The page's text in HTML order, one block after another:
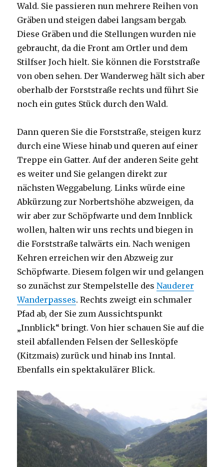
Wald. Sie passieren nun mehrere Reihen von
Gräben und steigen dabei langsam bergab.
Diese Gräben und die Stellungen wurden nie
gebraucht, da die Front am Ortler und dem
Stilfser Joch hielt. Sie können die Forststraße
von oben sehen. Der Wanderweg hält sich aber
oberhalb der Forststraße rechts und führt Sie
noch ein gutes Stück durch den Wald.
Dann queren Sie die Forststraße, steigen kurz
durch eine Wiese hinab und queren auf einer
Treppe ein Gatter. Auf der anderen Seite geht
es weiter und Sie gelangen direkt zur
nächsten Weggabelung. Links würde eine
Abkürzung zur Norbertshöhe abzweigen, da
wir aber zur Schöpfwarte und dem Innblick
wollen, halten wir uns rechts und biegen in
die Forststraße talwärts ein. Nach wenigen
Kehren erreichen wir den Abzweig zur
Schöpfwarte. Diesem folgen wir und gelangen
so zunächst zur Stempelstelle desNauderer
Wanderpasses. Rechts zweigt ein schmaler
Pfad ab, der Sie zum Aussichtspunkt
„Innblick“ bringt. Von hier schauen Sie auf die
steil abfallenden Felsen der Sellesköpfe
(Kitzmais) zurück und hinab ins Inntal.
Ebenfalls ein spektakulärer Blick.